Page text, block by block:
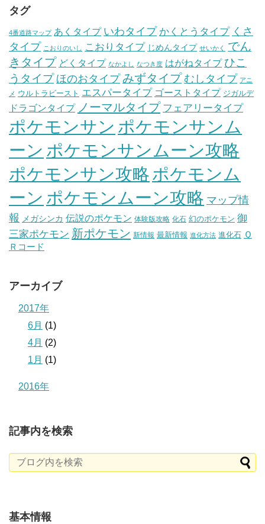
タグ
4番道路マップ あくタイプ いわタイプ かくとうタイプ くさ
タイプ こおりのいし こおりタイプ じめんタイプ せいかく
でん
きタイプ どくタイプ なかよし なつき度 はがねタイプ ひこ
うタイプ ほのおタイプ みずタイプ むしタイプ アニ
メ ウルトラビースト エスパータイプ ゴーストタイプ ジガルデ
ドラゴンタイプ ノーマルタイプ フェアリータイプ
ポケモンサン ポケモンサンム
ーン ポケモンサンムーン攻略
ポケモンサン攻略ポケモンム
ーン ポケモンムーン攻略 マップ情
報
メガシンカ 伝説のポケモン 体験版攻略 化石 幻のポケモン 御
三家ポケモン 新ポケモン 新情報 最新情報 進化方法 進化石 Ｑ
Ｒコード
アーカイブ
2017年
6月 (1)
4月 (2)
1月 (1)
2016年
記事内を検索
基本情報